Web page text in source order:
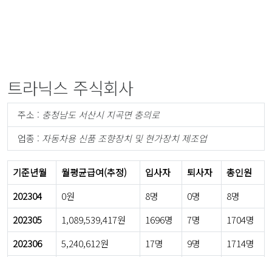
트라닉스 주식회사
주소 : 충청남도 서산시 지곡면 충의로
업종 : 자동차용 신품 조향장치 및 현가장치 제조업
기준년월 월평균급여(추정) 입사자 퇴사자
총인원
202304
0원 8명 0명
8명
202305
1,089,539,417원 1696명 7명
1704명
202306
5,240,612원 17명 9명
1714명